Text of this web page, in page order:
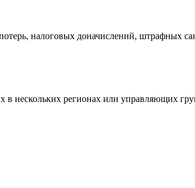
налоговых доначислений, штрафных
нескольких регионах или управляющих